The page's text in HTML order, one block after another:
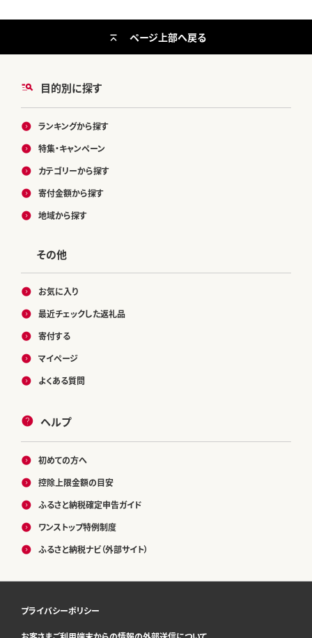
目的別に探す
ランキングから探す
特集・キャンペーン
カテゴリーから探す
寄付金額から探す
地域から探す
その他
お気に入り
最近チェックした返礼品
寄付する
マイページ
よくある質問
ヘルプ
初めての方へ
控除上限金額の目安
ふるさと納税確定申告ガイド
ワンストップ特例制度
ふるさと納税ナビ（外部サイト）
ページ上部へ戻る
プライバシーポリシー